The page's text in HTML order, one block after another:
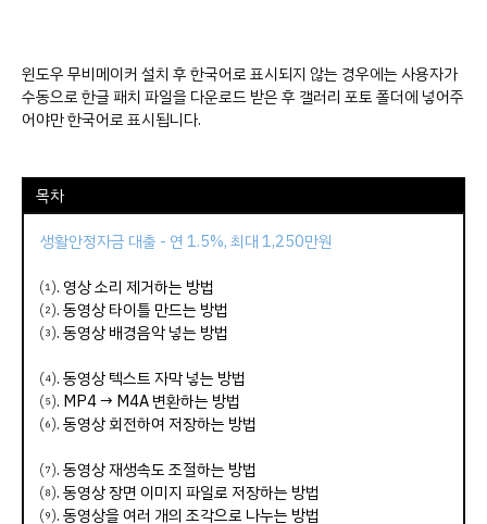
윈도우 무비메이커 설치 후 한국어로 표시되지 않는 경우에는 사용자가
수동으로 한글 패치 파일을 다운로드 받은 후 갤러리 포토 폴더에 넣어주
어야만 한국어로 표시됩니다.
목차
생활안정자금 대출 - 연 1.5%, 최대 1,250만원
⑴. 영상 소리 제거하는 방법
⑵.동영상 타이틀 만드는 방법
⑶.동영상 배경음악 넣는 방법
⑷.동영상 텍스트 자막 넣는 방법
⑸. MP4 → M4A 변환하는 방법
⑹.동영상 회전하여 저장하는 방법
⑺.동영상 재생속도 조절하는 방법
⑻.동영상 장면 이미지 파일로 저장하는 방법
⑼.동영상을 여러 개의 조각으로 나누는 방법